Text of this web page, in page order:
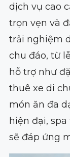
dịch vụ cao
trọn vẹn và
trải nghiệm
chu đáo, từ
hỗ trợ như
thuê xe di
món ăn đa
hiện đại,
sẽ đáp ứng